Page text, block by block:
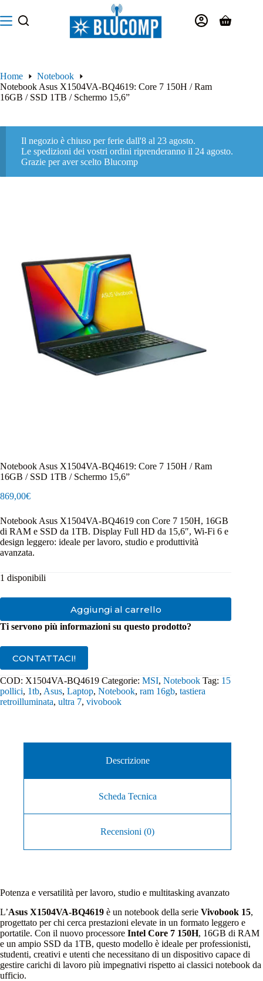
al
contenuto
Carrello
Home
Notebook
Notebook Asus X1504VA-BQ4619: Core 7 150H / Ram
16GB / SSD 1TB / Schermo 15,6”
Il negozio è chiuso per ferie dall'8 al 23 agosto.
Le spedizioni dei vostri ordini riprenderanno il 24 agosto.
Grazie per aver scelto Blucomp
Notebook Asus X1504VA-BQ4619: Core 7 150H / Ram
16GB / SSD 1TB / Schermo 15,6”
869,00€
Notebook Asus X1504VA‑BQ4619 con Core 7 150H, 16GB
di RAM e SSD da 1TB. Display Full HD da 15,6″, Wi‑Fi 6 e
design leggero: ideale per lavoro, studio e produttività
avanzata.
1 disponibili
Aggiungi al carrello
Ti servono più informazioni su questo prodotto?
CONTATTACI!
COD: X1504VA-BQ4619 Categorie: MSI, Notebook Tag: 15
pollici, 1tb, Asus, Laptop, Notebook, ram 16gb, tastiera
retroilluminata, ultra 7, vivobook
Descrizione
Scheda Tecnica
Recensioni (0)
Potenza e versatilità per lavoro, studio e multitasking avanzato
L’Asus X1504VA‑BQ4619 è un notebook della serie Vivobook 15,
progettato per chi cerca prestazioni elevate in un formato leggero e
portatile. Con il nuovo processore Intel Core 7 150H, 16GB di RAM
e un ampio SSD da 1TB, questo modello è ideale per professionisti,
studenti, creativi e utenti che necessitano di un dispositivo capace di
gestire carichi di lavoro più impegnativi rispetto ai classici notebook da
ufficio.